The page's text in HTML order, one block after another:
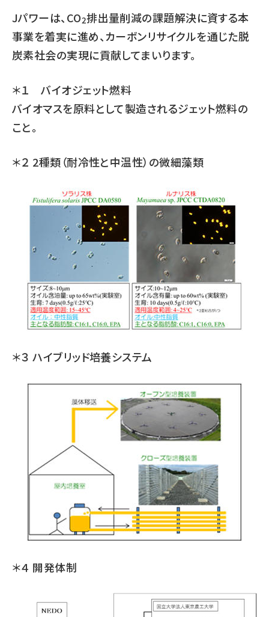
Jパワーは、CO2排出量削減の課題解決に資する本
事業を着実に進め、カーボンリサイクルを通じた脱
炭素社会の実現に貢献してまいります。
＊１ バイオジェット燃料
バイオマスを原料として製造されるジェット燃料の
こと。
＊２ 2種類（耐冷性と中温性）の微細藻類
＊３ ハイブリッド培養システム
＊４ 開発体制